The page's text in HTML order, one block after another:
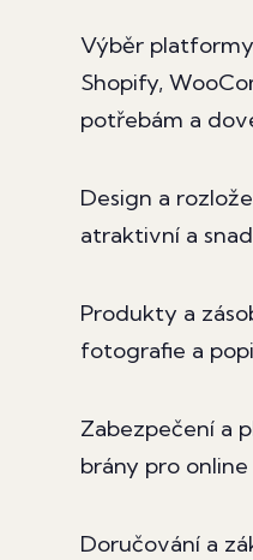
Výběr
Shopify,
potřebám a
Design a
atraktivní a
Produkty a
fotografie a
Zabezpečení a
brány pro
Doručování a